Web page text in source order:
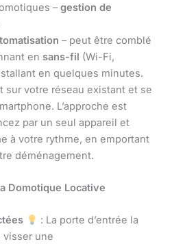
–gestion de
– peut être comblé
en sans-fil (Wi-Fi,
en quelques minutes.
sur votre réseau existant et se
L’approche est
par un seul appareil et
à votre rythme, en emportant
déménagement.
Domotique Locative
: La porte d’entrée la
visser une